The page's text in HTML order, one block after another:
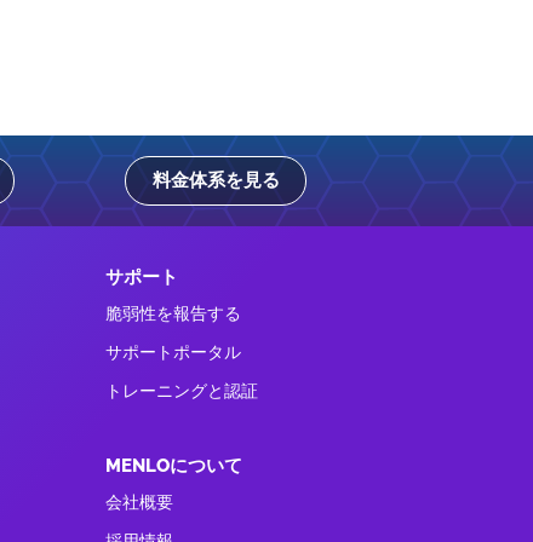
料金体系を見る
サポート
脆弱性を報告する
サポートポータル
トレーニングと認証
MENLOについて
会社概要